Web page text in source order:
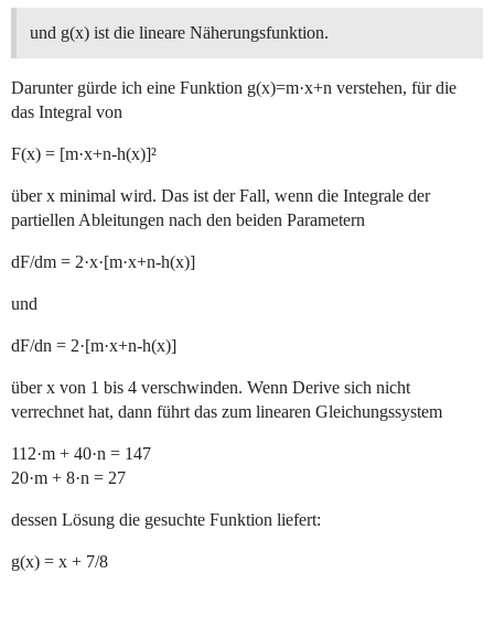
und g(x) ist die lineare Näherungsfunktion.
Darunter gürde ich eine Funktion g(x)=m·x+n verstehen, für die
das Integral von
F(x) = [m·x+n-h(x)]²
über x minimal wird. Das ist der Fall, wenn die Integrale der
partiellen Ableitungen nach den beiden Parametern
dF/dm = 2·x·[m·x+n-h(x)]
und
dF/dn = 2·[m·x+n-h(x)]
über x von 1 bis 4 verschwinden. Wenn Derive sich nicht
verrechnet hat, dann führt das zum linearen Gleichungssystem
112·m + 40·n = 147
20·m + 8·n = 27
dessen Lösung die gesuchte Funktion liefert:
g(x) = x + 7/8